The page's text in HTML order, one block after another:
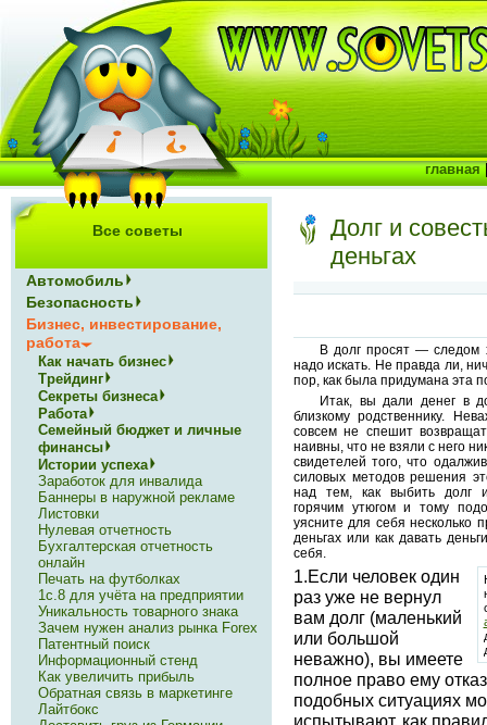
Долг и
деньгах
В долг просят — следом
надо искать. Не правда ли,
пор, как была придумана эта
Итак, вы дали денег в
близкому родственнику.
совсем не спешит
наивны, что не взяли с него
свидетелей того, что
силовых методов решения
над тем, как выбить долг
горячим утюгом и тому
уясните для себя несколько
деньгах или как давать
себя.
1.Если человек один
раз уже не вернул
вам долг (маленький
или большой
неважно), вы имеете
полное право ему
подобных ситуациях
испытывают, как
Все советы
Автомобиль
Безопасность
Бизнес, инвестирование,
работа
Как начать бизнес
Трейдинг
Секреты бизнеса
Работа
Семейный бюджет и личные
финансы
Истории успеха
Заработок для инвалида
Баннеры в наружной рекламе
Листовки
Нулевая отчетность
Бухгалтерская отчетность
онлайн
Печать на футболках
1с.8 для учёта на предприятии
Уникальность товарного знака
Зачем нужен анализ рынка Forex
Патентный поиск
Информационный стенд
Как увеличить прибыль
Обратная связь в маркетинге
Лайтбокс
главная